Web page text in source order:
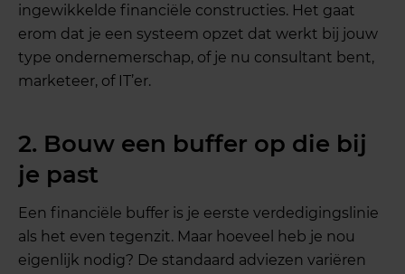
ingewikkelde financiële constructies. Het gaat
erom dat je een systeem opzet dat werkt bij jouw
type ondernemerschap, of je nu consultant bent,
marketeer, of IT’er.
2. Bouw een buffer op die bij
je past
Een financiële buffer is je eerste verdedigingslinie
als het even tegenzit. Maar hoeveel heb je nou
eigenlijk nodig? De standaard adviezen variëren